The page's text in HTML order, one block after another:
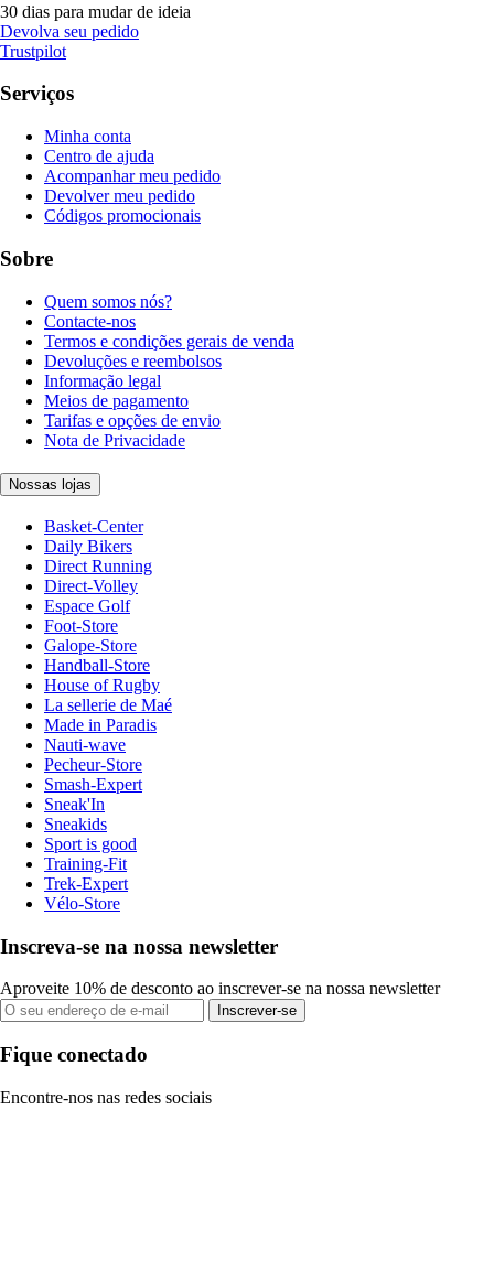
30 dias para mudar de ideia
Devolva seu pedido
Trustpilot
Serviços
Minha conta
Centro de ajuda
Acompanhar meu pedido
Devolver meu pedido
Códigos promocionais
Sobre
Quem somos nós?
Contacte-nos
Termos e condições gerais de venda
Devoluções e reembolsos
Informação legal
Meios de pagamento
Tarifas e opções de envio
Nota de Privacidade
Nossas lojas
Basket-Center
Daily Bikers
Direct Running
Direct-Volley
Espace Golf
Foot-Store
Galope-Store
Handball-Store
House of Rugby
La sellerie de Maé
Made in Paradis
Nauti-wave
Pecheur-Store
Smash-Expert
Sneak'In
Sneakids
Sport is good
Training-Fit
Trek-Expert
Vélo-Store
Inscreva-se na nossa newsletter
Aproveite 10% de desconto ao inscrever-se na nossa newsletter
Inscrever-se
Fique conectado
Encontre-nos nas redes sociais